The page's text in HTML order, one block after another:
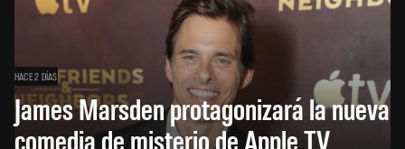
HACE 2 DÍAS
James Marsden protagonizará la nueva
comedia de misterio de Apple TV